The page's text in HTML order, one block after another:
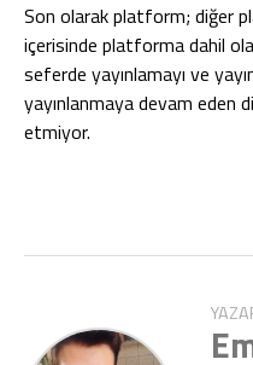
Son olarak platform; diğer
içerisinde platforma dahil
seferde yayınlamayı ve
yayınlanmaya devam eden
etmiyor.